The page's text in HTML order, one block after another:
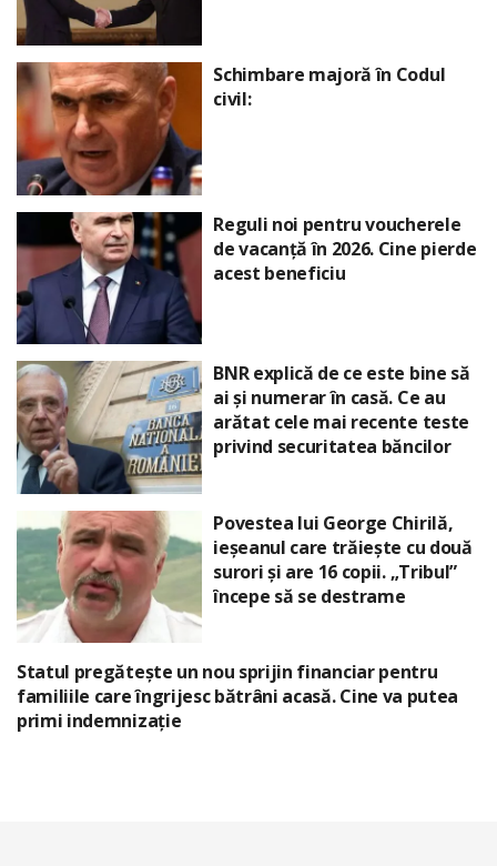
Schimbare majoră în Codul
civil:
Reguli noi pentru voucherele
de vacanță în 2026. Cine pierde
acest beneficiu
BNR explică de ce este bine să
ai și numerar în casă. Ce au
arătat cele mai recente teste
privind securitatea băncilor
Povestea lui George Chirilă,
ieșeanul care trăiește cu două
surori și are 16 copii. „Tribul”
începe să se destrame
Statul pregătește un nou sprijin financiar pentru
familiile care îngrijesc bătrâni acasă. Cine va putea
primi indemnizație